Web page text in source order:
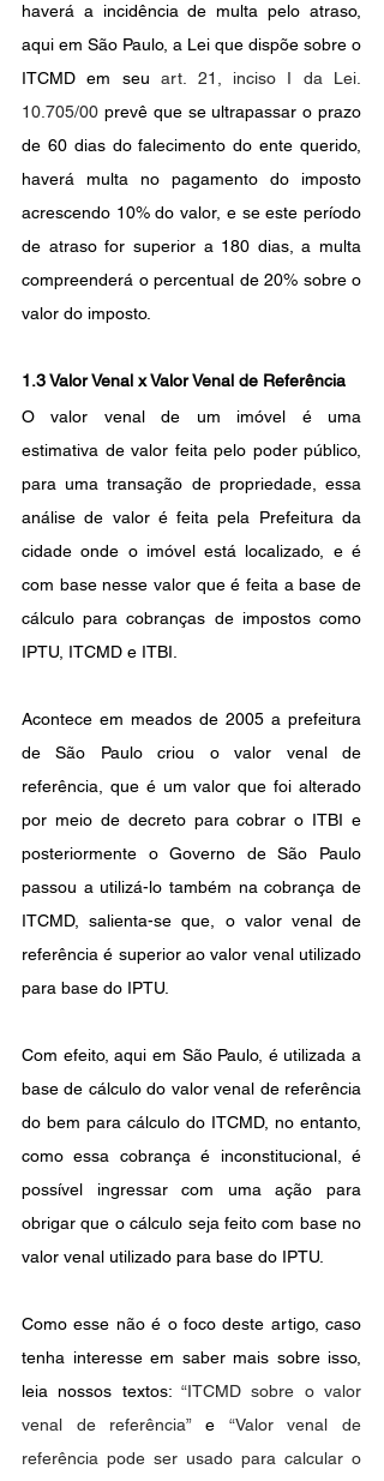
haverá a incidência de multa pelo atraso,
aqui em São Paulo, a Lei que dispõe sobre o
ITCMD em seu art. 21, inciso I da Lei.
10.705/00 prevê que se ultrapassar o prazo
de 60 dias do falecimento do ente querido,
haverá multa no pagamento do imposto
acrescendo 10% do valor, e se este período
de atraso for superior a 180 dias, a multa
compreenderá o percentual de 20% sobre o
valor do imposto.
1.3 Valor Venal x Valor Venal de Referência
O valor venal de um imóvel é uma
estimativa de valor feita pelo poder público,
para uma transação de propriedade, essa
análise de valor é feita pela Prefeitura da
cidade onde o imóvel está localizado, e é
com base nesse valor que é feita a base de
cálculo para cobranças de impostos como
IPTU, ITCMD e ITBI.
Acontece em meados de 2005 a prefeitura
de São Paulo criou o valor venal de
referência, que é um valor que foi alterado
por meio de decreto para cobrar o ITBI e
posteriormente o Governo de São Paulo
passou a utilizá-lo também na cobrança de
ITCMD, salienta-se que, o valor venal de
referência é superior ao valor venal utilizado
para base do IPTU.
Com efeito, aqui em São Paulo, é utilizada a
base de cálculo do valor venal de referência
do bem para cálculo do ITCMD, no entanto,
como essa cobrança é inconstitucional, é
possível ingressar com uma ação para
obrigar que o cálculo seja feito com base no
valor venal utilizado para base do IPTU.
Como esse não é o foco deste artigo, caso
tenha interesse em saber mais sobre isso,
leia nossos textos: “ITCMD sobre o valor
venal de referência” e “Valor venal de
referência pode ser usado para calcular o